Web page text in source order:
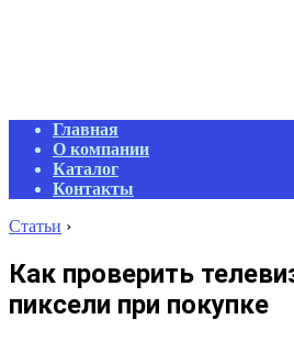
Primary
Navigation
Menu
Главная
О компании
Каталог
Контакты
Статьи ›
Как проверить
пиксели при покупке